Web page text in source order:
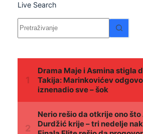
Live Search
Nema
rezultata.